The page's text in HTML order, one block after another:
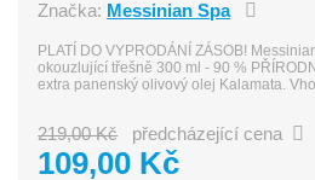
Značka: Messinian Spa
PLATÍ DO VYPRODÁNÍ ZÁSOB!
okouzlující třešně 300 ml - 90 %
extra panenský olivový olej Kalamata.
219,00 Kč předcházející cena
109,00 Kč